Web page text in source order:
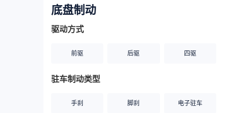
底盘制动
驱动方式
前驱 后驱 四驱
驻车制动类型
手刹 脚刹 电子驻车